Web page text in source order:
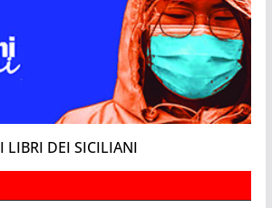
I LIBRI DEI SICILIANI